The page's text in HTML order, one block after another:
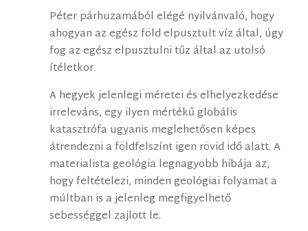
Péter párhuzamából elégé nyilvánvaló, hogy
ahogyan az egész föld elpusztult víz által, úgy
fog az egész elpusztulni tűz által az utolsó
ítéletkor.
A hegyek jelenlegi méretei és elhelyezkedése
irreleváns, egy ilyen mértékű globális
katasztrófa ugyanis meglehetősen képes
átrendezni a földfelszínt igen rövid idő alatt. A
materialista geológia legnagyobb hibája az,
hogy feltételezi, minden geológiai folyamat a
múltban is a jelenleg megfigyelhető
sebességgel zajlott le.